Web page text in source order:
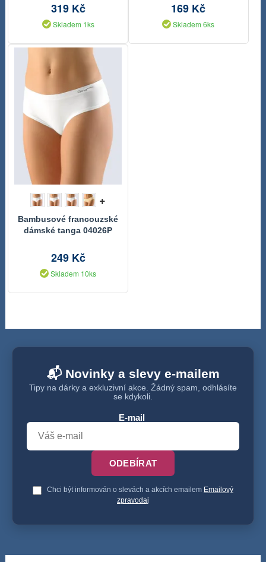
319 Kč
Skladem 1ks
169 Kč
Skladem 6ks
+
Bambusové francouzské
dámské tanga 04026P
249 Kč
Skladem 10ks
📬 Novinky a slevy e-mailem
Tipy na dárky a exkluzivní akce. Žádný spam, odhlásíte
se kdykoli.
E-mail
ODEBÍRAT
Chci být informován o slevách a akcích emailem Emailový
zpravodaj